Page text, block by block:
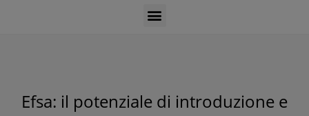
Efsa: il potenziale di introduzione e